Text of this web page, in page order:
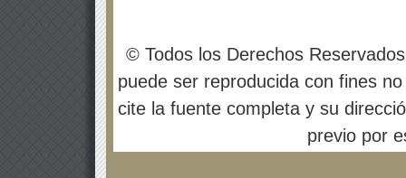
© Todos los Derechos
puede ser reproducida con fines
cite la fuente completa y su
previo por